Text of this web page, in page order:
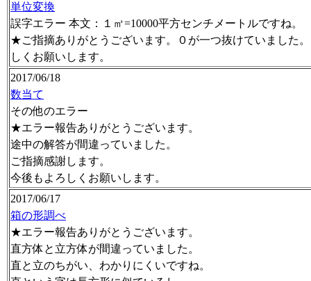
単位変換
誤字エラー 本文：１㎡=10000平方センチメートルですね。
★ご指摘ありがとうございます。０が一つ抜けていました
しくお願いします。
2017/06/18
数当て
その他のエラー
★エラー報告ありがとうございます。
途中の解答が間違っていました。
ご指摘感謝します。
今後もよろしくお願いします。
2017/06/17
箱の形調べ
★エラー報告ありがとうございます。
直方体と立方体が間違っていました。
直と立のちがい、わかりにくいですね。